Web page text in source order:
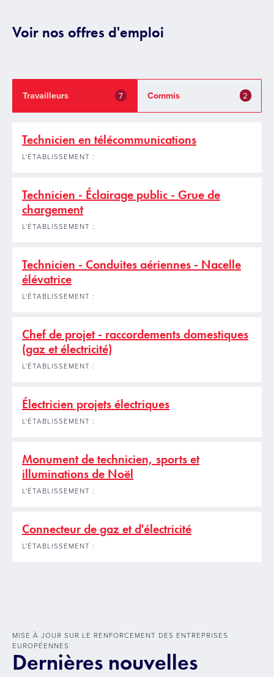
Voir nos offres d'emploi
Travailleurs 7 Commis 2
Technicien en télécommunications
L'ÉTABLISSEMENT :
Technicien - Éclairage public - Grue de
chargement
L'ÉTABLISSEMENT :
Technicien - Conduites aériennes - Nacelle
élévatrice
L'ÉTABLISSEMENT :
Chef de projet - raccordements domestiques
(gaz et électricité)
L'ÉTABLISSEMENT :
Électricien projets électriques
L'ÉTABLISSEMENT :
Monument de technicien, sports et
illuminations de Noël
L'ÉTABLISSEMENT :
Connecteur de gaz et d'électricité
L'ÉTABLISSEMENT :
MISE À JOUR SUR LE RENFORCEMENT DES ENTREPRISES
EUROPÉENNES
Dernières nouvelles